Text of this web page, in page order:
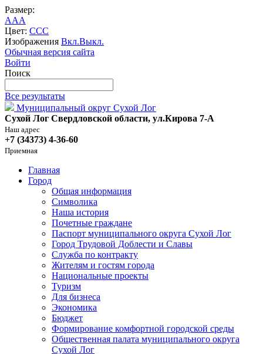
Размер:
AAA
Цвет: CCC
Изображения Вкл.Выкл.
Обычная версия сайта
Войти
Поиск
Все результаты
Муниципальный округ Сухой Лог
Сухой Лог Свердловской области, ул.Кирова 7-А
Наш адрес
+7 (34373) 4-36-60
Приемная
Главная
Город
Общая информация
Символика
Наша история
Почетные граждане
Паспорт муниципального округа Сухой Лог
Город Трудовой Доблести и Славы
Служба по контракту
Жителям и гостям города
Национальные проекты
Туризм
Для бизнеса
Экономика
Бюджет
Формирование комфортной городской среды
Общественная палата муниципального округа
Сухой Лог